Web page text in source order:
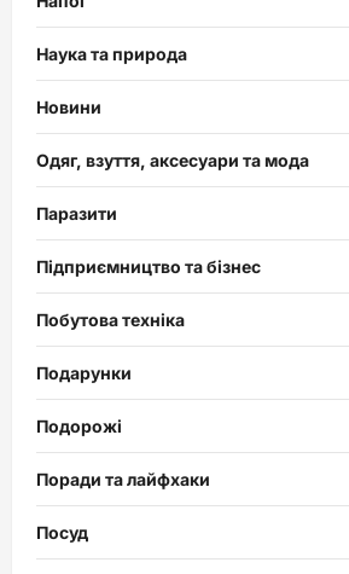
Наука та природа
Новини
Одяг, взуття, аксесуари та мода
Паразити
Підприємництво та бізнес
Побутова техніка
Подарунки
Подорожі
Поради та лайфхаки
Посуд